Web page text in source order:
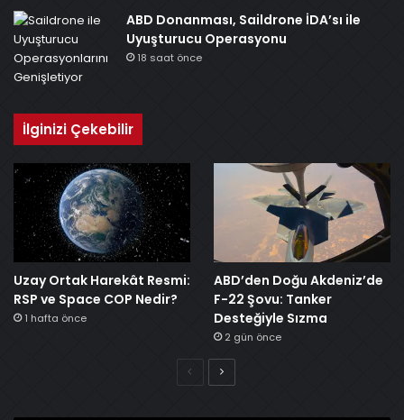
ABD Donanması, Saildrone İDA’sı ile
Uyuşturucu Operasyonu
18 saat önce
İlginizi Çekebilir
Uzay Ortak Harekât Resmi:
RSP ve Space COP Nedir?
1 hafta önce
ABD’den Doğu Akdeniz’de
F-22 Şovu: Tanker
Desteğiyle Sızma
2 gün önce
ÖncekiSonraki